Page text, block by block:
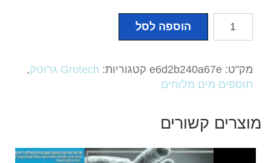
A,B,Cסדרת
תוספים
החוליות
הוספה לסל
מק"ט: e6d2b240a67e קטגוריות: Grotech גרוטק
,
תוספים מים מלוחים
מוצרים קשורים